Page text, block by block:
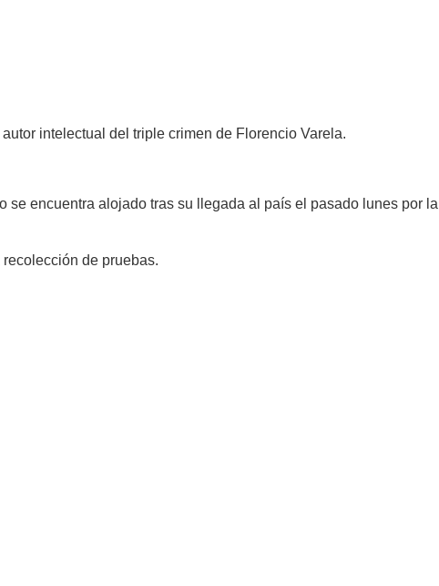
intelectual del triple crimen de Florencio Varela.
encuentra alojado tras su llegada al país el pasado lunes por la
de pruebas.